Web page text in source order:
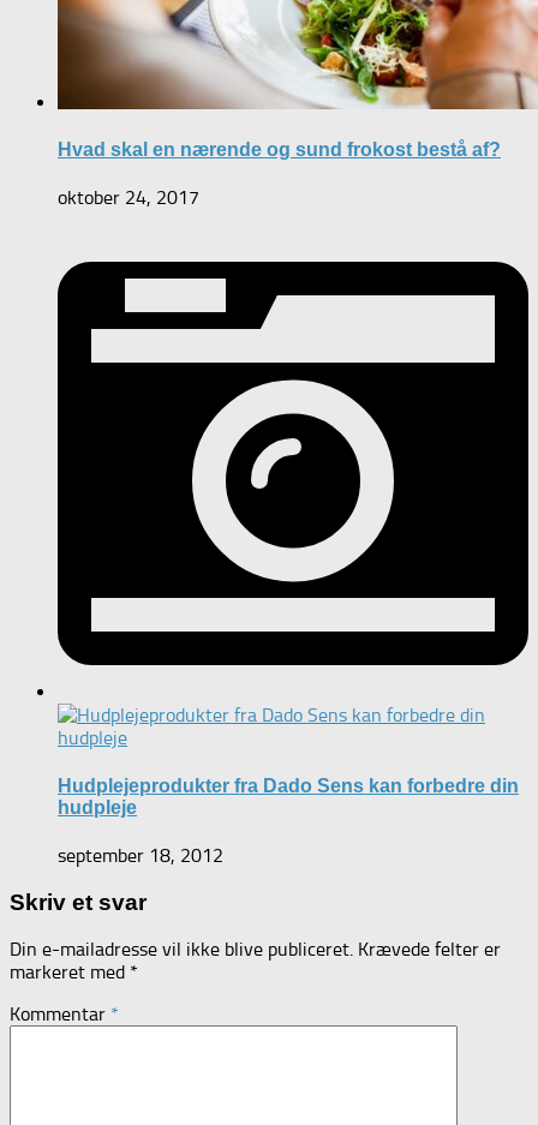
Hvad skal en nærende og sund frokost bestå af?
oktober 24, 2017
Hudplejeprodukter fra Dado Sens kan forbedre din
hudpleje
september 18, 2012
Skriv et svar
Din e-mailadresse vil ikke blive publiceret. Krævede felter er
markeret med *
Kommentar *